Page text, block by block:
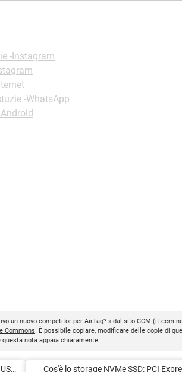
-Instagram
-WhatsApp
un nuovo competitor per AirTag? » dal sito CCM (
Commons. È possibile copiare, modificare delle copie di
nota appaia chiaramente.
Cos'è lo storage NVMe SSD: PCI